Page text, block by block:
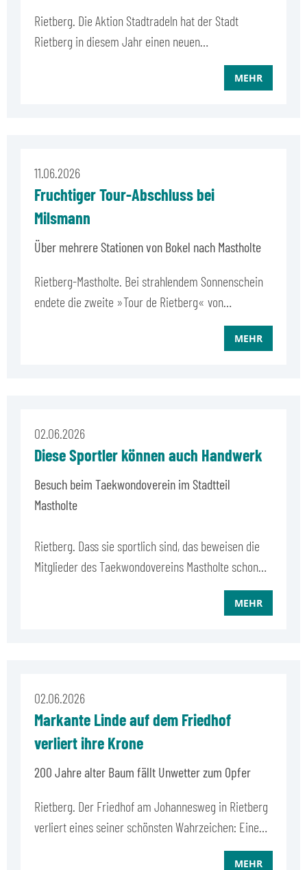
Rietberg. Die Aktion Stadtradeln hat der Stadt
Rietberg in diesem Jahr einen neuen…
MEHR
11.06.2026
Fruchtiger Tour-Abschluss bei
Milsmann
Über mehrere Stationen von Bokel nach Mastholte
Rietberg-Mastholte. Bei strahlendem Sonnenschein
endete die zweite »Tour de Rietberg« von…
MEHR
02.06.2026
Diese Sportler können auch Handwerk
Besuch beim Taekwondoverein im Stadtteil
Mastholte
Rietberg. Dass sie sportlich sind, das beweisen die
Mitglieder des Taekwondovereins Mastholte schon…
MEHR
02.06.2026
Markante Linde auf dem Friedhof
verliert ihre Krone
200 Jahre alter Baum fällt Unwetter zum Opfer
Rietberg. Der Friedhof am Johannesweg in Rietberg
verliert eines seiner schönsten Wahrzeichen: Eine…
MEHR